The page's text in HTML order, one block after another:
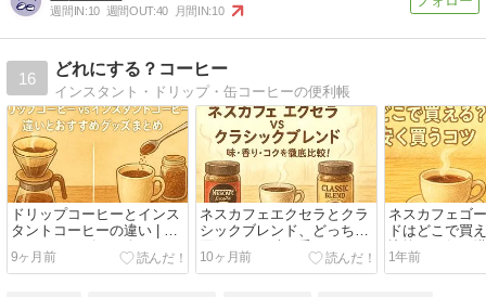
週間IN:10 週間OUT:40 月間IN:10
16
どれにする？コーヒー
インスタント・ドリップ・缶コーヒーの便利帳
ドリップコーヒーとインス
タントコーヒーの違い | お
すすめグッズも紹介
9ヶ月前
ネスカフェエクセラとクラ
シックブレンド、どっちを
買うべき？味・香り・口コ
ミで徹底比較！
10ヶ月前
ネスカフェゴ
ドはどこで買
比較とお得な
1年前